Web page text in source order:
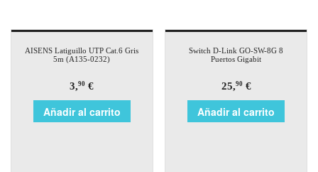
AISENS Latiguillo UTP Cat.6 Gris
5m (A135-0232)
3,90 €
Añadir al carrito
Switch D-Link GO-SW-8G 8
Puertos Gigabit
25,90€
Añadir al carrito